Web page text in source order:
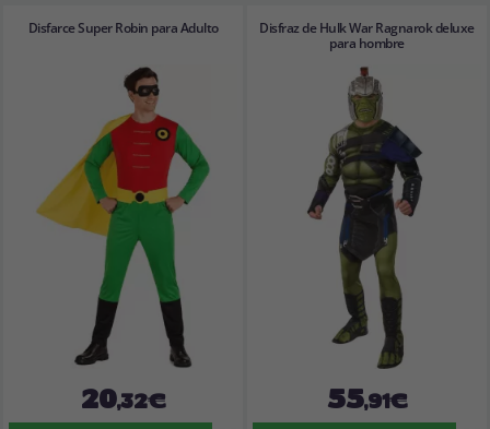
Ao criar uma conta em
, você poderá fazer suas
pedidos e consultar suas operações anteriores.
Vá em frente! Estávamos esperando por você.
CRIAR CONTA
Disfarce Super Robin para Adulto
20,32€
Disfraz de Hulk War Ragnarok deluxe
para hombre
55,91€